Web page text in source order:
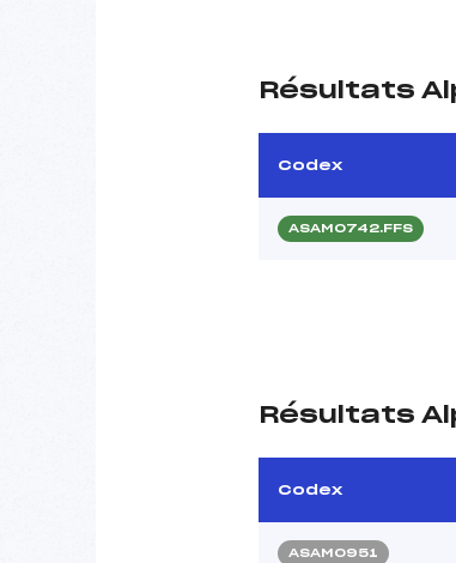
Résultats
Codex
ASAM0742.FFS
Résultats
Codex
ASAM0951